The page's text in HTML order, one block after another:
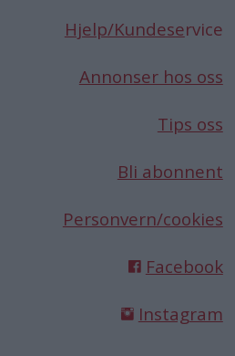
Hjelp/Kundeservice
Annonser hos oss
Tips oss
Bli abonnent
Personvern/cookies
Facebook
Instagram